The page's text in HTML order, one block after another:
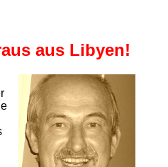
aus Libyen!